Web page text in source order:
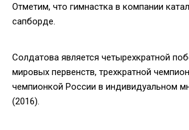
Отметим, что гимнастка в компании
сапборде.
Солдатова является четырехкратной
мировых первенств, трехкратной
чемпионкой России в индивидуальном
(2016).